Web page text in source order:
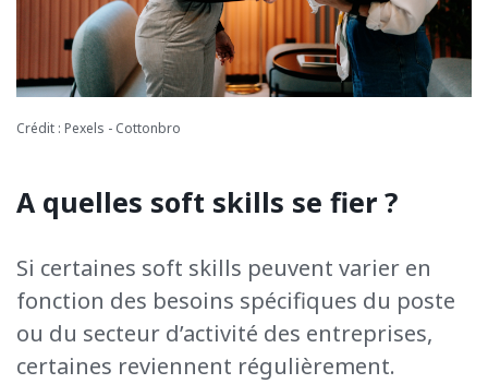
Crédit : Pexels - Cottonbro
A quelles soft skills se fier ?
Si certaines soft skills peuvent varier en
fonction des besoins spécifiques du poste
ou du secteur d’activité des entreprises,
certaines reviennent régulièrement.